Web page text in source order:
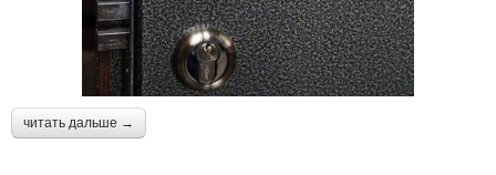
читать дальше →